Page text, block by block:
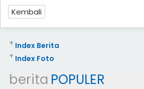
Kembali
Index Berita
+
Index Foto
+
berita POPULER